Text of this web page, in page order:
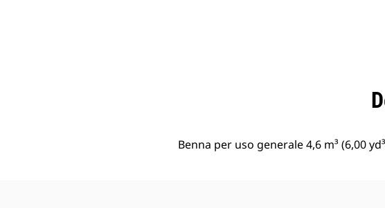
Benna per uso generale 4,6 m³ (6,00